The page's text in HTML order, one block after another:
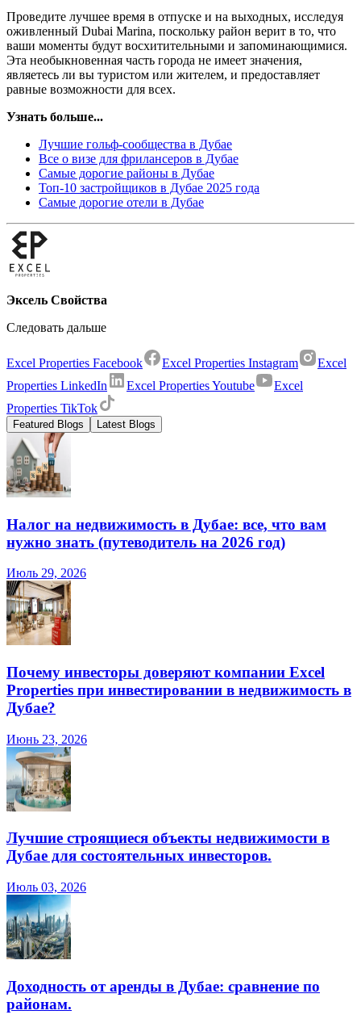
Проведите лучшее время в отпуске и на выходных, исследуя
оживленный Dubai Marina, поскольку район верит в то, что
ваши моменты будут восхитительными и запоминающимися.
Эта необыкновенная часть города не имеет значения,
являетесь ли вы туристом или жителем, и предоставляет
равные возможности для всех.
Узнать больше...
Лучшие гольф-сообщества в Дубае
Все о визе для фрилансеров в Дубае
Самые дорогие районы в Дубае
Топ-10 застройщиков в Дубае 2025 года
Самые дорогие отели в Дубае
Эксель Свойства
Следовать дальше
Excel Properties Facebook Excel Properties Instagram
Excel
Properties LinkedIn
Excel Properties Youtube
Excel
Properties TikTok
Featured Blogs Latest Blogs
Налог на недвижимость в Дубае: все, что вам
нужно знать (путеводитель на 2026 год)
Июль 29, 2026
Почему инвесторы доверяют компании Excel
Properties при инвестировании в недвижимость в
Дубае?
Июнь 23, 2026
Лучшие строящиеся объекты недвижимости в
Дубае для состоятельных инвесторов.
Июль 03, 2026
Доходность от аренды в Дубае: сравнение по
районам.